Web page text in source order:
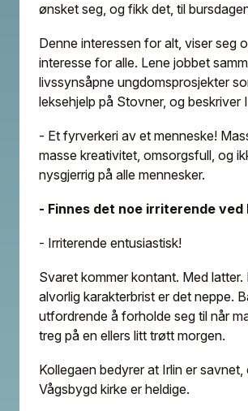
ønsket seg, og fikk det, til
Denne interessen for alt, viser seg
interesse for alle. Lene jobbet
livssynsåpne ungdomsprosjekter
leksehjelp på Stovner, og beskriver
- Et fyrverkeri av et menneske!
masse kreativitet, omsorgsfull, og
nysgjerrig på alle mennesker.
- Finnes det noe irriterende ved
- Irriterende entusiastisk!
Svaret kommer kontant. Med latter.
alvorlig karakterbrist er det neppe.
utfordrende å forholde seg til når
treg på en ellers litt trøtt morgen.
Kollegaen bedyrer at Irlin er savnet,
Vågsbygd kirke er heldige.